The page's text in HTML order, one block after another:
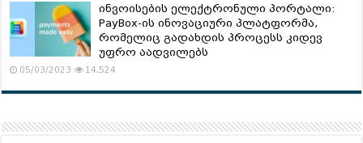
ინვოისების ელექტრონული პორტალი:
PayBox-ის ინოვაციური პლატფორმა,
რომელიც გადახდის პროცესს კიდევ
უფრო აადვილებს
05/03/2023 14,524